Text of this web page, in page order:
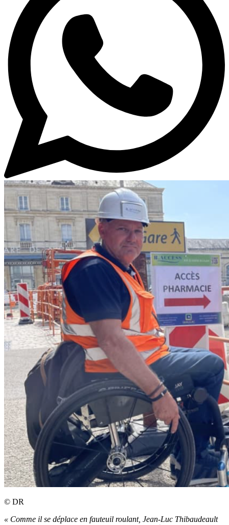
© DR
« Comme il se déplace en fauteuil roulant, Jean-Luc Thibaudeault